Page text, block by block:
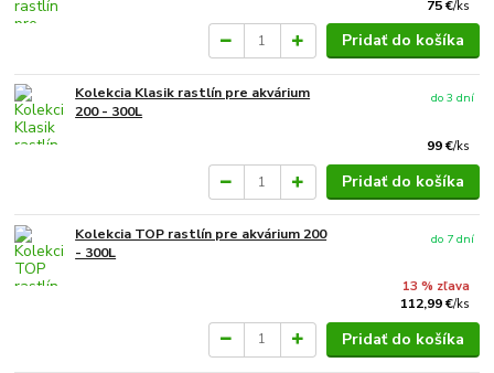
75 €/ks
Pridať do košíka
Kolekcia Klasik rastlín pre akvárium
200 - 300L
99 €/ks
do 3 dní
Pridať do košíka
Kolekcia TOP rastlín pre akvárium 200
- 300L
13 % zľava
112,99 €/ks
do 7 dní
Pridať do košíka